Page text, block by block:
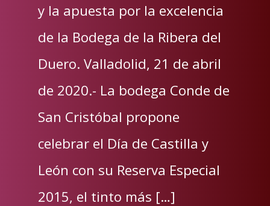
y la apuesta por la excelencia
de la Bodega de la Ribera del
Duero. Valladolid, 21 de abril
de 2020.- La bodega Conde de
San Cristóbal propone
celebrar el Día de Castilla y
León con su Reserva Especial
2015, el tinto más […]